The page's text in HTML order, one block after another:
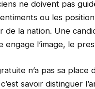
ne doivent pas
ou les
de la nation. Une
engage l’image, le
n’a pas sa
savoir distinguer